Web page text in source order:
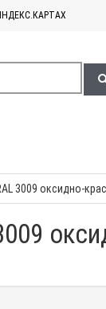
3009 оксидно-